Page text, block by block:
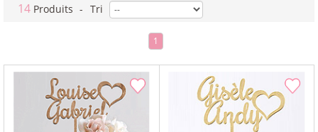
14 Produits - Tri
1